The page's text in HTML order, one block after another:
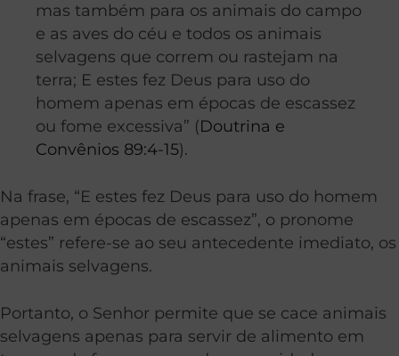
mas também para os animais do campo
e as aves do céu e todos os animais
selvagens que correm ou rastejam na
terra; E estes fez Deus para uso do
homem apenas em épocas de escassez
ou fome excessiva” (Doutrina e
Convênios 89:4-15).
Na frase, “E estes fez Deus para uso do homem
apenas em épocas de escassez”, o pronome
“estes” refere-se ao seu antecedente imediato, os
animais selvagens.
Portanto, o Senhor permite que se cace animais
selvagens apenas para servir de alimento em